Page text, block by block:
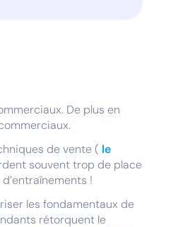
De plus en
de vente ( le
souvent trop de place
!
les fondamentaux de
rétorquent le